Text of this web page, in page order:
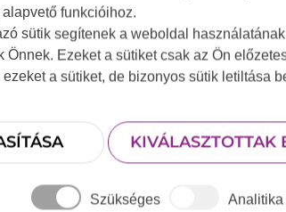
sportnapra
együttműködés.
funkcióihoz.
sütik segítenek a weboldal
Önnek. Ezeket a sütiket csak az Ön
a sütiket, de bizonyos sütik letiltása
KIVÁLASZTOTTAK
Szükséges Analitika